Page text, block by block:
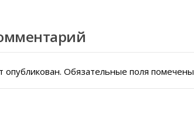
Обязательные поля помечены